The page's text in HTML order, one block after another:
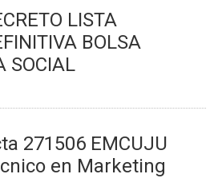
LISTA
BOLSA
SOCIAL
271506 EMCUJU
en Marketing